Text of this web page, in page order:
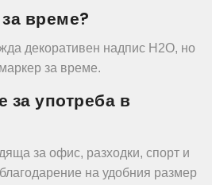
време?
декоративен надпис H2O, но
за време.
за употреба в
за офис, разходки, спорт и
на удобния размер